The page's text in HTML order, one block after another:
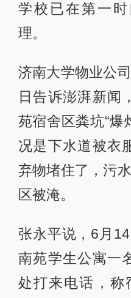
学校已在第一
理。
济南大学物业公
日告诉澎湃新闻
苑宿舍区粪坑“爆
况是下水道被衣
弃物堵住了，污
区被淹。
张永平说，6月
南苑学生公寓一
处打来电话，称